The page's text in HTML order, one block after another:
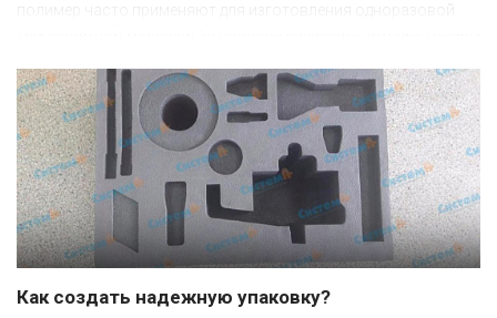
полимер часто применяют для изготовления одноразовой
Как создать надежную упаковку?